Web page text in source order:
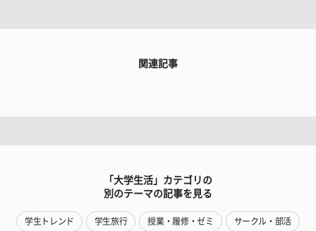
関連記事
「大学生活」カテゴリの
別のテーマの記事を見る
学生トレンド 学生旅行 授業・履修・ゼミ サークル・部活